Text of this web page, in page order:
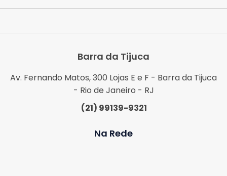
Barra da Tijuca
Av. Fernando Matos, 300 Lojas E e F - Barra da Tijuca
- Rio de Janeiro - RJ
(21) 99139-9321
Na Rede